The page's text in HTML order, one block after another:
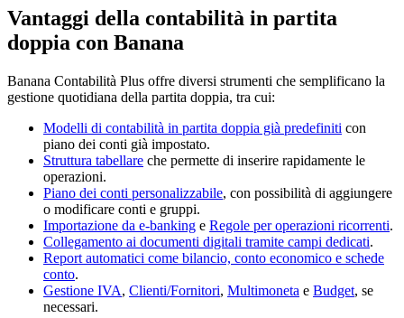
Vantaggi della contabilità in partita
doppia con Banana
Banana Contabilità Plus offre diversi strumenti che semplificano la
gestione quotidiana della partita doppia, tra cui:
Modelli di contabilità in partita doppia già predefiniti con
piano dei conti già impostato.
Struttura tabellare che permette di inserire rapidamente le
operazioni.
Piano dei conti personalizzabile, con possibilità di aggiungere
o modificare conti e gruppi.
Importazione da e-banking e Regole per operazioni ricorrenti.
Collegamento ai documenti digitali tramite campi dedicati.
Report automatici come bilancio, conto economico e schede
conto.
Gestione IVA, Clienti/Fornitori, Multimoneta e Budget, se
necessari.